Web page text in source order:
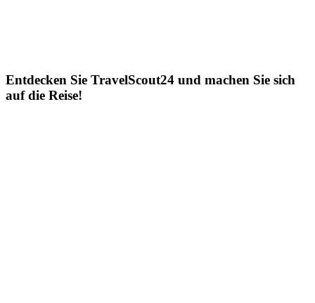
Entdecken Sie TravelScout24 und machen Sie sich
auf die Reise!